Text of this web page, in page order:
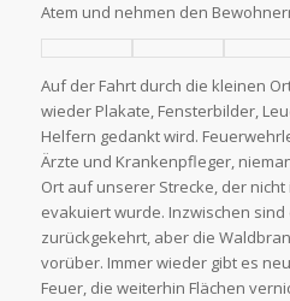
Atem und nehmen den
Auf der Fahrt durch die kleinen
wieder Plakate, Fensterbilder,
Helfern gedankt wird.
Ärzte und Krankenpfleger,
Ort auf unserer Strecke, der
evakuiert wurde. Inzwischen sind
zurückgekehrt, aber die
vorüber. Immer wieder gibt es
Feuer, die weiterhin Flächen